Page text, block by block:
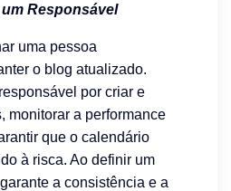
Responsável
uma pessoa
o blog atualizado.
por criar e
monitorar a performance
que o calendário
à risca. Ao definir um
a consistência e a